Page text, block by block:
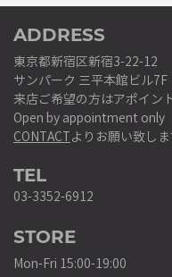
ADDRESS
東京都新宿区新宿3-22-12
サンパーク 三平本館ビル7F
来店ご希望の方はアポイン
Open by appointment only
CONTACTよりお願い致しま
TEL
03-3352-6912
STORE
Mon-Fri 15:00-19:00